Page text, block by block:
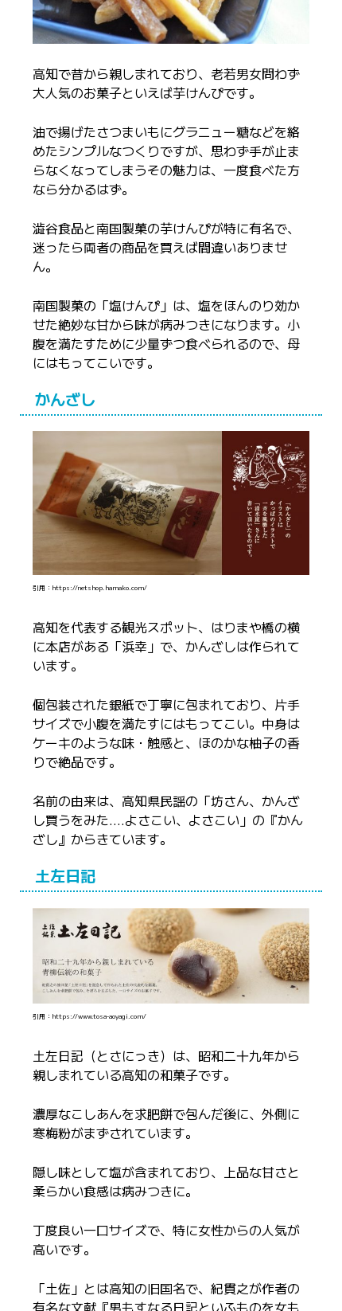
高知で昔から親しまれており、老若男女問わず
大人気のお菓子といえば芋けんぴです。
油で揚げたさつまいもにグラニュー糖などを絡
めたシンプルなつくりですが、思わず手が止ま
らなくなってしまうその魅力は、一度食べた方
なら分かるはず。
澁谷食品と南国製菓の芋けんぴが特に有名で、
迷ったら両者の商品を買えば間違いありませ
ん。
南国製菓の「塩けんぴ」は、塩をほんのり効か
せた絶妙な甘から味が病みつきになります。小
腹を満たすために少量ずつ食べられるので、母
にはもってこいです。
かんざし
引用：https://netshop.hamako.com/
高知を代表する観光スポット、はりまや橋の横
に本店がある「浜幸」で、かんざしは作られて
います。
個包装された銀紙で丁寧に包まれており、片手
サイズで小腹を満たすにはもってこい。中身は
ケーキのような味・触感と、ほのかな柚子の香
りで絶品です。
名前の由来は、高知県民謡の「坊さん、かんざ
し買うをみた.…よさこい、よさこい」の『かん
ざし』からきています。
土左日記
引用：https://www.tosa-aoyagi.com/
土左日記（とさにっき）は、昭和二十九年から
親しまれている高知の和菓子です。
濃厚なこしあんを求肥餅で包んだ後に、外側に
寒梅粉がまずされています。
隠し味として塩が含まれており、上品な甘さと
柔らかい食感は病みつきに。
丁度良い一口サイズで、特に女性からの人気が
高いです。
「土佐」とは高知の旧国名で、紀貫之が作者の
有名な文献『男もすなる日記といふものを女も